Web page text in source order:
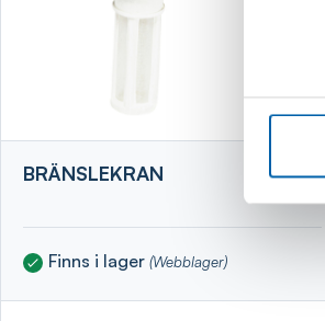
BRÄNSLEKRAN
Finns i lager (Webblager)